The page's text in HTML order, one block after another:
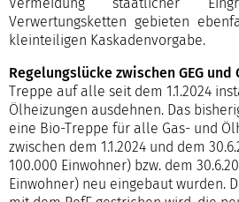
Vermeidung staatlicher
Verwertungsketten gebieten
kleinteiligen Kaskadenvorgabe.
Regelungslücke zwischen GEG und
Treppe auf alle seit dem 1.1.2024
Ölheizungen ausdehnen. Das
eine Bio-Treppe für alle Gas- und
zwischen dem 1.1.2024 und dem
100.000 Einwohner) bzw. dem
Einwohner) neu eingebaut wurden.